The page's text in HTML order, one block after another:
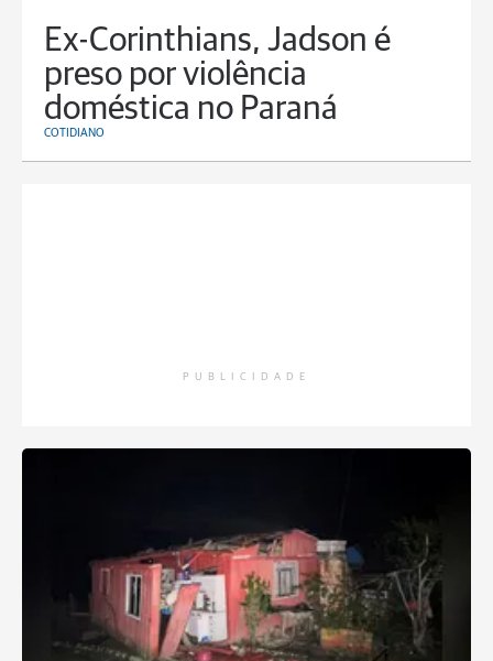
Ex-Corinthians, Jadson é
preso por violência
doméstica no Paraná
COTIDIANO
PUBLICIDADE